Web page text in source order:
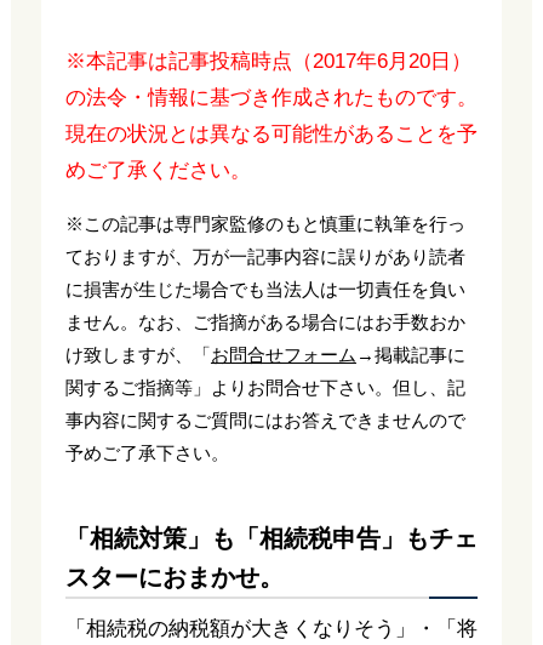
※本記事は記事投稿時点（2017年6月20日）
の法令・情報に基づき作成されたものです。
現在の状況とは異なる可能性があることを予
めご了承ください。
※この記事は専門家監修のもと慎重に執筆を行っ
ておりますが、万が一記事内容に誤りがあり読者
に損害が生じた場合でも当法人は一切責任を負い
ません。なお、ご指摘がある場合にはお手数おか
け致しますが、「お問合せフォーム →掲載記事に
関するご指摘等」よりお問合せ下さい。但し、記
事内容に関するご質問にはお答えできませんので
予めご了承下さい。
「相続対策」も「相続税申告」もチェ
スターにおまかせ。
「相続税の納税額が大きくなりそう」・「将